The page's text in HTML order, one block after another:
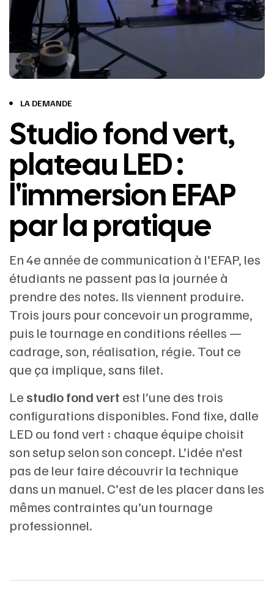
LA DEMANDE
Studio fond vert,
plateau LED :
l'immersion EFAP
par la pratique
En 4e année de communication à l’EFAP, les
étudiants ne passent pas la journée à
prendre des notes. Ils viennent produire.
Trois jours pour concevoir un programme,
puis le tournage en conditions réelles —
cadrage, son, réalisation, régie. Tout ce
que ça implique, sans filet.
Lestudio fond vert est l’une des trois
configurations disponibles. Fond fixe, dalle
LED ou fond vert : chaque équipe choisit
son setup selon son concept. L’idée n’est
pas de leur faire découvrir la technique
dans un manuel. C’est de les placer dans les
mêmes contraintes qu’un tournage
professionnel.